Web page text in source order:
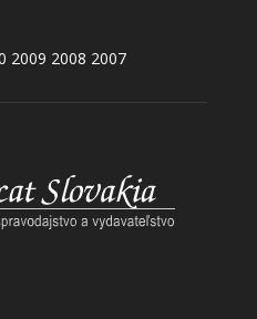
2009 2008 2007